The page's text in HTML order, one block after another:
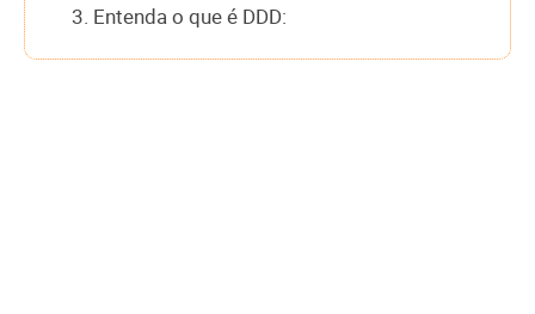
3. Entenda o que é DDD: